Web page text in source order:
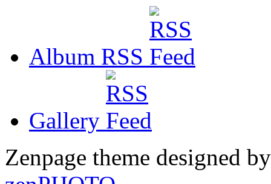
Album RSS
Gallery
Zenpage theme designed